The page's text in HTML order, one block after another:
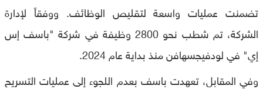
تضمنت عمليات واسعة لتقليص الوظائف. ووفقاً لإدارة
الشركة، تم شطب نحو 2800 وظيفة في شركة "باسف إس
إي" في لودفيجسهافن منذ بداية عام 2024.
وفي المقابل، تعهدت باسف بعدم اللجوء إلى عمليات التسريح